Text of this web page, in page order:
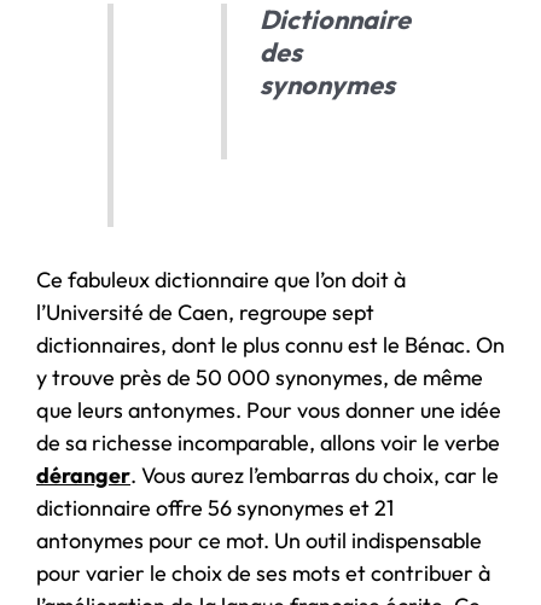
Dictionnaire
des
synonymes
Ce fabuleux dictionnaire que l’on doit à
l’Université de Caen, regroupe sept
dictionnaires, dont le plus connu est le Bénac. On
y trouve près de 50 000 synonymes, de même
que leurs antonymes. Pour vous donner une idée
de sa richesse incomparable, allons voir le verbe
déranger. Vous aurez l’embarras du choix, car le
dictionnaire offre 56 synonymes et 21
antonymes pour ce mot. Un outil indispensable
pour varier le choix de ses mots et contribuer à